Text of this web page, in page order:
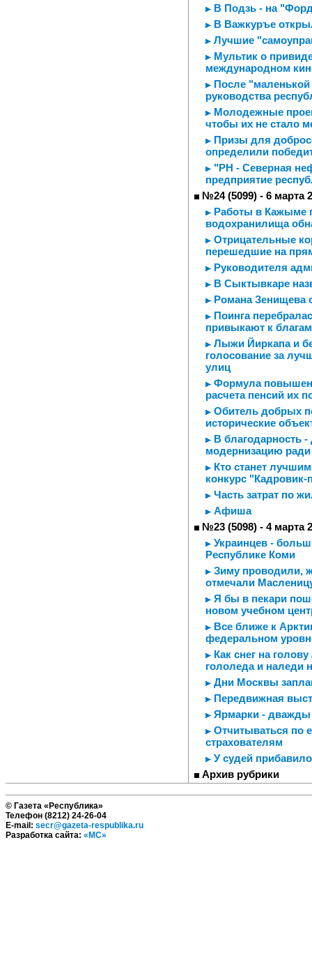
В Подзь - на
В Важкуръе
Лучшие
Мультик о
международном
После
руководства
Молодежные
чтобы их не стало
Призы для
определили
"РН - Северная
предприятие
№24 (5099) - 6 марта
Работы в Кажыме
водохранилища
Отрицательные
перешедшие на
Руководителя
В Сыктывкаре
Романа Зенищева
Поинга
привыкают к
Лыжи Йиркапа и
голосование за
улиц
Формула
расчета пенсий их
Обитель добрых
исторические
В благодарность
модернизацию ради
Кто станет
конкурс
Часть затрат по
Афиша
№23 (5098) - 4 марта
Украинцев -
Республике Коми
Зиму проводили,
отмечали
Я бы в пекари
новом учебном
Все ближе к
федеральном
Как снег на
гололеда и наледи
Дни Москвы
Передвижная
Ярмарки -
Отчитываться по
страхователям
У судей
Архив рубрики
© Газета «Республика»
Телефон (8212) 24-26-04
E-mail: secr@gazeta-respublika.ru
Разработка сайта: «МС»